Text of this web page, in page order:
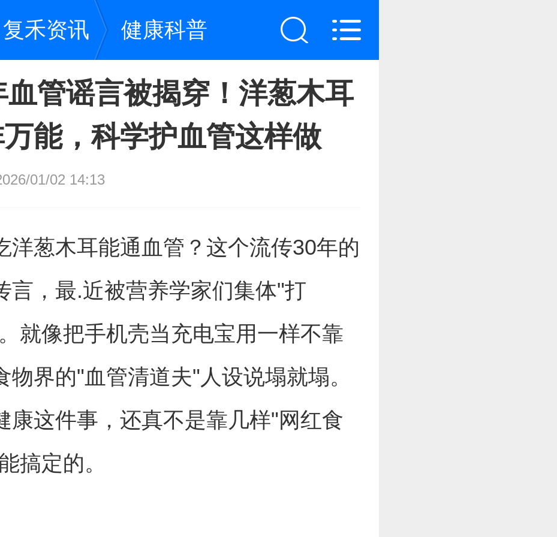
复禾资讯 健康科普
血管谣言被揭穿！洋葱木耳
能，科学护血管这样做
01/02 14:13
洋葱木耳能通血管？这个流传30年的
言，最.近被营养学家们集体"打
就像把手机壳当充电宝用一样不靠
物界的"血管清道夫"人设说塌就塌。
康这件事，还真不是靠几样"网红食
搞定的。